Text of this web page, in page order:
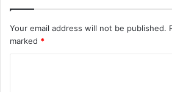
Your email address will not be published.
marked *